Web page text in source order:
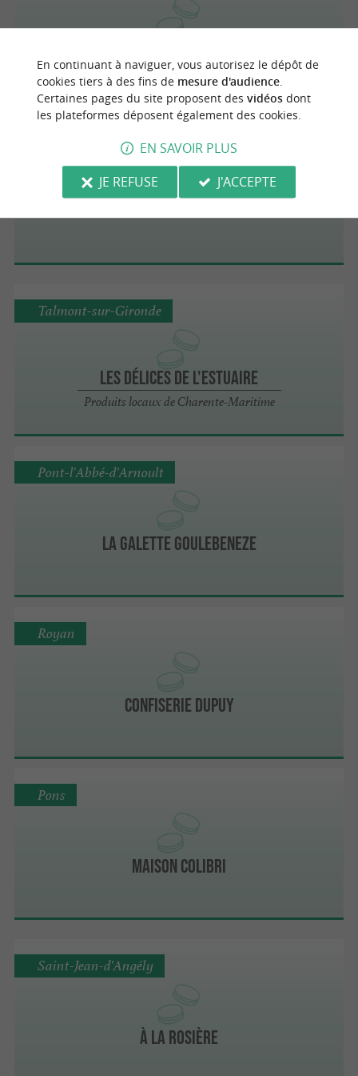
Les Délices de l'Estuaire
Produits locaux de Charente-Maritime
Talmont-sur-Gironde
La Galette Goulebeneze
Pont-l'Abbé-d'Arnoult
Confiserie Dupuy
Royan
Maison Colibri
Pons
À La Rosière
Saint-Jean-d'Angély
En continuant à naviguer, vous autorisez le dépôt de
cookies tiers à des fins de mesure d'audience.
Certaines pages du site proposent des vidéosdont
les plateformes déposent également des cookies.
EN SAVOIR PLUS
JE REFUSE
J'ACCEPTE